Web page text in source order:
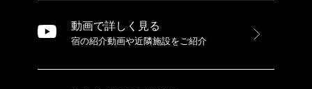
動画で詳しく見る
宿の紹介動画や近隣施設をご紹介